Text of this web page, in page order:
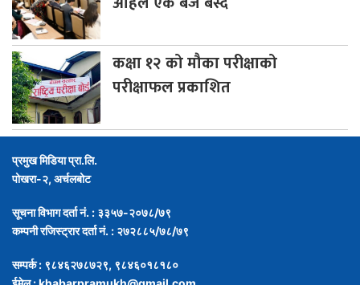
कक्षा१२ को मौका परीक्षाको
परीक्षाफल प्रकाशित
प्रमुख मिडिया प्रा.लि.
पोखरा-२, अर्चलबोट
सूचना विभाग दर्ता नं. : ३३५७-२०७८/७९
कम्पनी रजिस्ट्रार दर्ता नं. : २७२८८५/७८/७९
सम्पर्क : ९८४६२७८७२९, ९८४६०१८१८०